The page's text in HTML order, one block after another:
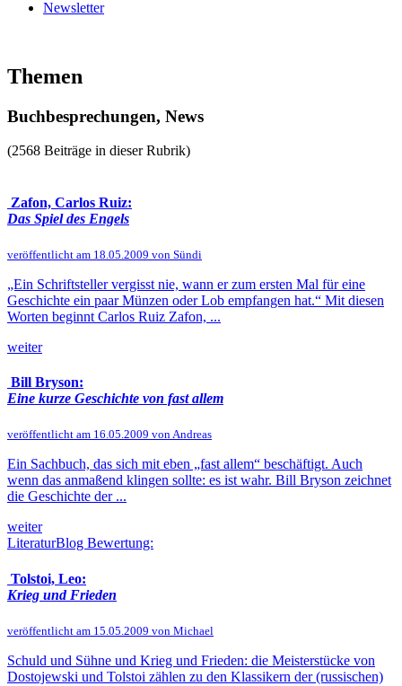
Newsletter
Themen
Buchbesprechungen, News
(2568 Beiträge in dieser Rubrik)
Zafon, Carlos Ruiz:
Das Spiel des Engels
veröffentlicht am 18.05.2009 von Sündi
„Ein Schriftsteller vergisst nie, wann er zum ersten Mal für eine
Geschichte ein paar Münzen oder Lob empfangen hat.“ Mit diesen
Worten beginnt Carlos Ruiz Zafon, ...
weiter
Bill Bryson:
Eine kurze Geschichte von fast allem
veröffentlicht am 16.05.2009 von Andreas
Ein Sachbuch, das sich mit eben „fast allem“ beschäftigt. Auch
wenn das anmaßend klingen sollte: es ist wahr. Bill Bryson zeichnet
die Geschichte der ...
weiter
LiteraturBlog Bewertung:
Tolstoi, Leo:
Krieg und Frieden
veröffentlicht am 15.05.2009 von Michael
Schuld und Sühne und Krieg und Frieden: die Meisterstücke von
Dostojewski und Tolstoi zählen zu den Klassikern der (russischen)